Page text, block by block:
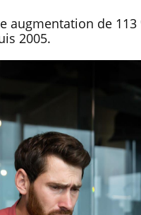
augmentation de
2005.
TDAH : quel est
traitement
États-Unis ?